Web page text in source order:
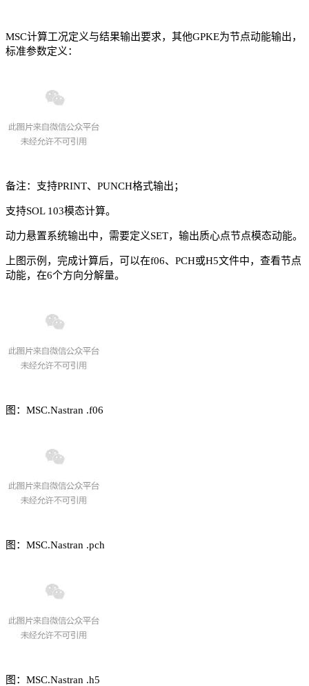
MSC计算工况定义与结果输出要求，其他GPKE为节点动能输出，
标准参数定义：
备注：支持PRINT、PUNCH格式输出；
支持SOL 103模态计算。
动力悬置系统输出中，需要定义SET，输出质心点节点模态动能。
上图示例，完成计算后，可以在f06、PCH或H5文件中，查看节点
动能，在6个方向分解量。
图：MSC.Nastran .f06
图：MSC.Nastran .pch
图：MSC.Nastran .h5